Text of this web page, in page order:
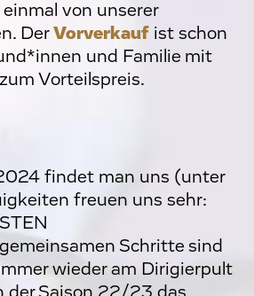
von unserer
DerVorverkauf ist schon
und Familie mit
Vorteilspreis.
findet man uns (unter
freuen uns sehr:
Schritte sind
wieder am Dirigierpult
der Saison 22/23 das